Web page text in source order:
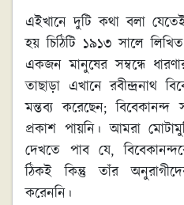
এইখানে দুটি কথা বলা
হয় চিঠিটি ১৯১৩ সালে
একজন মানুষের সম্বন্ধে
তাছাড়া এখানে রবীন্দ্রনাথ
মন্তব্য করেছেন; বিবেকানন্দ
প্রকাশ পায়নি। আমরা
দেখতে পাব যে,
ঠিকই কিন্তু তাঁর
করেননি।